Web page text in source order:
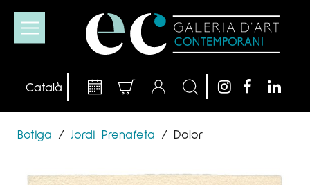
Botiga / Jordi Prenafeta / Dolor